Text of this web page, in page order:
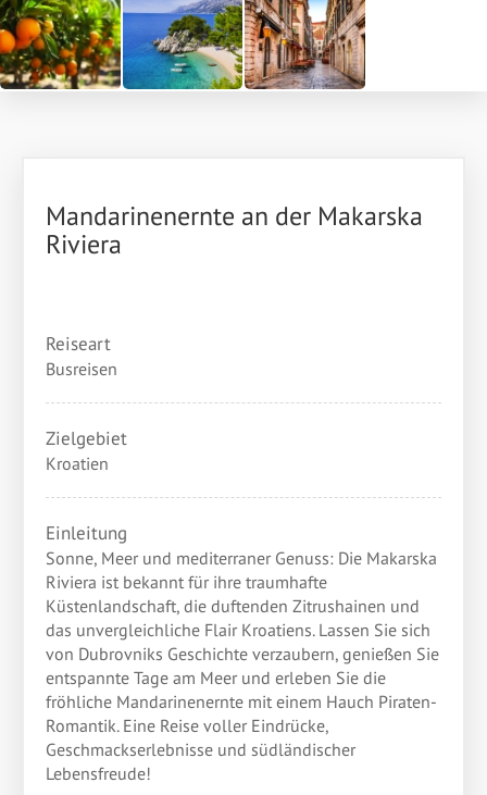
Mandarinenernte an der Makarska
Riviera
Reiseart
Busreisen
Zielgebiet
Kroatien
Einleitung
Sonne, Meer und mediterraner Genuss: Die Makarska
Riviera ist bekannt für ihre traumhafte
Küstenlandschaft, die duftenden Zitrushainen und
das unvergleichliche Flair Kroatiens. Lassen Sie sich
von Dubrovniks Geschichte verzaubern, genießen Sie
entspannte Tage am Meer und erleben Sie die
fröhliche Mandarinenernte mit einem Hauch Piraten-
Romantik. Eine Reise voller Eindrücke,
Geschmackserlebnisse und südländischer
Lebensfreude!